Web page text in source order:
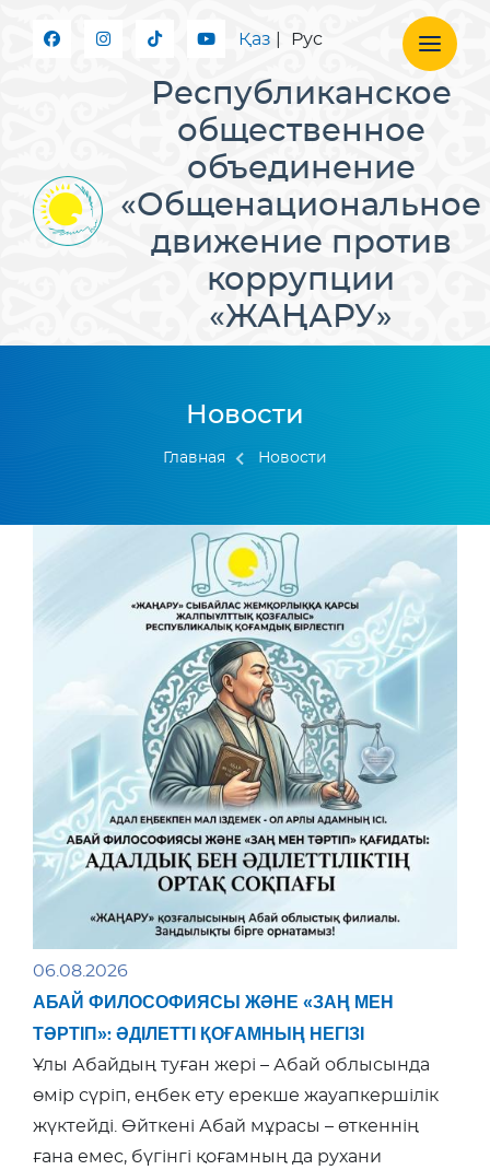
Қаз Рус
Республиканское
общественное
объединение
«Общенациональное
движение против
коррупции
«ЖАҢАРУ»
Новости
Главная Новости
06.08.2026
АБАЙ ФИЛОСОФИЯСЫ ЖӘНЕ «ЗАҢ МЕН
ТӘРТІП»: ӘДІЛЕТТІ ҚОҒАМНЫҢ НЕГІЗІ
Ұлы Абайдың туған жері – Абай облысында
өмір сүріп, еңбек ету ерекше жауапкершілік
жүктейді. Өйткені Абай мұрасы – өткеннің
ғана емес, бүгінгі қоғамның да рухани